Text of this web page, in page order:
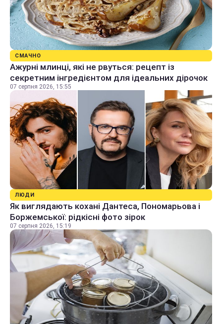
СМАЧНО
Ажурні млинці, які не рвуться: рецепт із
секретним інгредієнтом для ідеальних дірочок
07 серпня 2026, 15:55
ЛЮДИ
Як виглядають кохані Дантеса, Пономарьова і
Боржемської: рідкісні фото зірок
07 серпня 2026, 15:19